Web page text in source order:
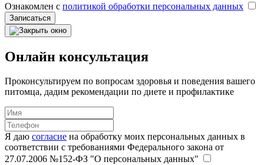
Ознакомлен с политикой обработки персональных данных
Записаться
Онлайн консультация
Проконсультируем по вопросам здоровья и поведения вашего
питомца, дадим рекомендации по диете и профилактике
Я даю согласие на обработку моих персональных данных в
соответствии с требованиями Федерального закона от
27.07.2006 №152-ФЗ "О персональных данных"